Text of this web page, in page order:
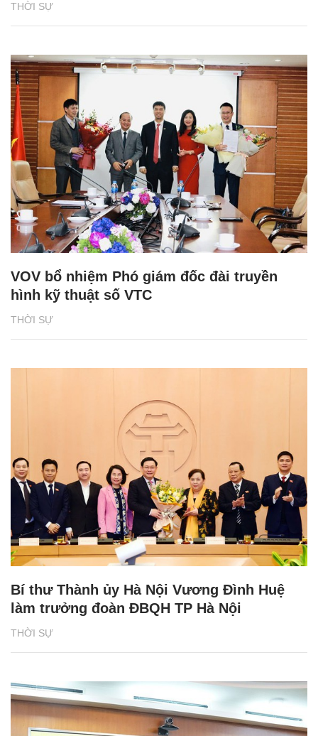
THỜI SỰ
THỜI SỰ
VOV bổ nhiệm Phó giám đốc đài truyền
hình kỹ thuật số VTC
THỜI SỰ
Bí thư Thành ủy Hà Nội Vương Đình Huệ
làm trưởng đoàn ĐBQH TP Hà Nội